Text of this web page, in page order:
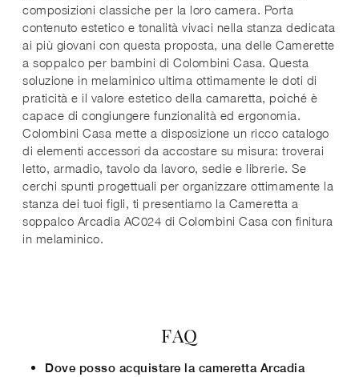
composizioni classiche per la loro camera. Porta
contenuto estetico e tonalità vivaci nella stanza dedicata
ai più giovani con questa proposta, una delle Camerette
a soppalco per bambini di Colombini Casa. Questa
soluzione in melaminico ultima ottimamente le doti di
praticità e il valore estetico della camaretta, poiché è
capace di congiungere funzionalità ed ergonomia.
Colombini Casa mette a disposizione un ricco catalogo
di elementi accessori da accostare su misura: troverai
letto, armadio, tavolo da lavoro, sedie e librerie. Se
cerchi spunti progettuali per organizzare ottimamente la
stanza dei tuoi figli, ti presentiamo la Cameretta a
soppalco Arcadia AC024 di Colombini Casa con finitura
in melaminico.
FAQ
Dove posso acquistare la cameretta Arcadia